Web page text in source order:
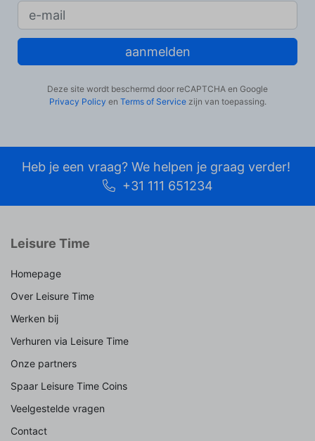
aanmelden
Deze site wordt beschermd door reCAPTCHA en Google
Privacy Policy en Terms of Servicezijn van toepassing.
Heb je een vraag? We helpen je graag verder!
+31 111 651234
Leisure Time
Homepage
Over Leisure Time
Werken bij
Verhuren via Leisure Time
Onze partners
Spaar Leisure Time Coins
Veelgestelde vragen
Contact